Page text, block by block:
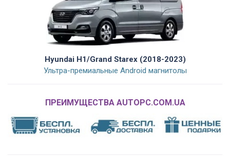
Hyundai H1/Grand Starex (2018-2023)
Ультра-премиальные Android магнитолы
ПРЕИМУЩЕСТВА AUTOPC.COM.UA